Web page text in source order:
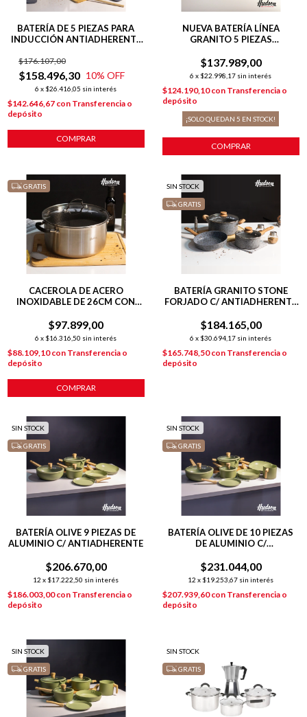
BATERÍA DE 5 PIEZAS PARA
INDUCCIÓN ANTIADHERENTE
$158.496,30
$176.107,00
10% OFF
6 x $26.416,05 sin interés
$142.646,67 con Transferencia o
depósito
COMPRAR
NUEVA BATERÍA LÍNEA
GRANITO 5 PIEZAS
$137.989,00
6 x $22.998,17 sin interés
$124.190,10con Transferencia o
depósito
¡SOLO QUEDAN 5 EN STOCK!
COMPRAR
GRATIS
CACEROLA DE ACERO
INOXIDABLE DE 26CM CON
$97.899,00
6 x $16.316,50 sin interés
$88.109,10con Transferencia o
depósito
COMPRAR
SIN STOCK
GRATIS
BATERÍA GRANITO STONE
FORJADO C/ ANTIADHERENTE
$184.165,00
6 x $30.694,17 sin interés
$165.748,50con Transferencia o
depósito
SIN STOCK
GRATIS
BATERÍA OLIVE 9 PIEZAS DE
ALUMINIO C/ ANTIADHERENTE
$206.670,00
12 x $17.222,50 sin interés
$186.003,00con Transferencia o
depósito
SIN STOCK
GRATIS
BATERÍA OLIVE DE 10 PIEZAS
DE ALUMINIO C/
$231.044,00
12 x $19.253,67 sin interés
$207.939,60con Transferencia o
depósito
SIN STOCK
GRATIS
SIN STOCK
GRATIS